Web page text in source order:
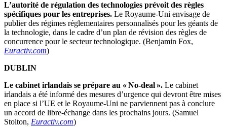
L’autorité de régulation des technologies prévoit des règles
spécifiques pour les entreprises. Le Royaume-Uni envisage de
publier des régimes réglementaires personnalisés pour les géants de
la technologie, dans le cadre d’un plan de révision des règles de
concurrence pour le secteur technologique. (Benjamin Fox,
Euractiv.com)
DUBLIN
Le cabinet irlandais se prépare au « No-deal ». Le cabinet
irlandais a été informé des mesures d’urgence qui devront être mises
en place si l’UE et le Royaume-Uni ne parviennent pas à conclure
un accord de libre-échange dans les prochains jours. (Samuel
Stolton, Euractiv.com)